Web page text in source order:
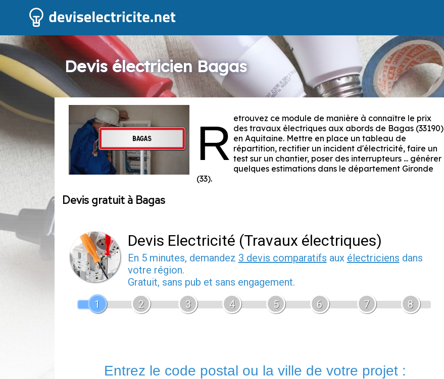
Devis électricien Bagas
R etrouvez ce module de manière à connaître le prix
des travaux électriques aux abords de Bagas (33190)
en Aquitaine. Mettre en place un tableau de
répartition, rectifier un incident d'électricité, faire un
test sur un chantier, poser des interrupteurs ... générer
quelques estimations dans le département Gironde
(33).
Devis gratuit à Bagas
Devis Electricité (Travaux électriques)
En 5 minutes, demandez 3 devis comparatifs aux électriciens dans
votre région.
Gratuit, sans pub et sans engagement.
1
2 3 4 5 6 7 8
Entrez le code postal ou la ville de votre projet :